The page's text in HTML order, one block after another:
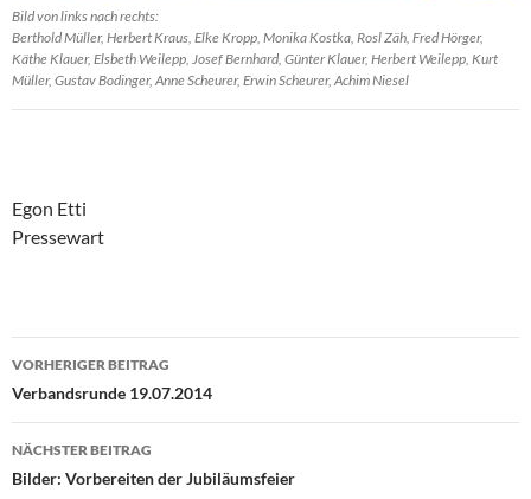
Bild von links nach rechts:
Berthold Müller, Herbert Kraus, Elke Kropp, Monika Kostka, Rosl Zäh, Fred Hörger,
Käthe Klauer, Elsbeth Weilepp, Josef Bernhard, Günter Klauer, Herbert Weilepp, Kurt
Müller, Gustav Bodinger, Anne Scheurer, Erwin Scheurer, Achim Niesel
Egon Etti
Pressewart
Beitragsnavigation
VORHERIGER BEITRAG
Verbandsrunde 19.07.2014
NÄCHSTER BEITRAG
Bilder: Vorbereiten der Jubiläumsfeier